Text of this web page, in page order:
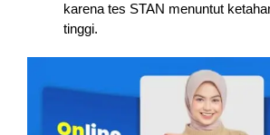
karena tes STAN menuntut
tinggi.